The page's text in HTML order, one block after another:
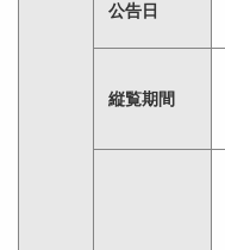
公告日
縦覧期間